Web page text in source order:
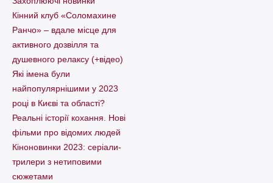
Кінний клуб «Соломахине
Ранчо» – вдале місце для
активного дозвілля та
душевного релаксу (+відео)
Які імена були
найпопулярнішими у 2023
році в Києві та області?
Реальні історії кохання. Нові
фільми про відомих людей
Кіноновинки 2023: серіали-
трилери з нетиповими
сюжетами